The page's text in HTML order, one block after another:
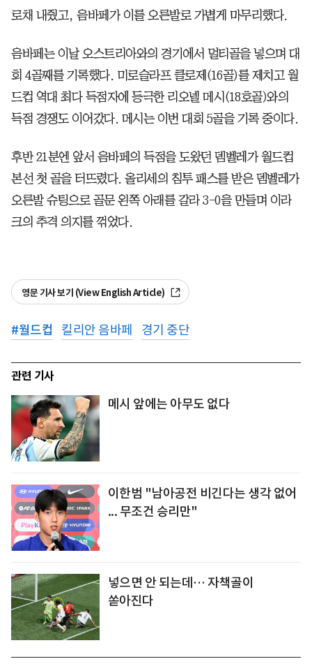
로채 내줬고, 음바페가 이를 오른발로 가볍게 마무리했다.
음바페는 이날 오스트리아와의 경기에서 멀티골을 넣으며 대
회 4골째를 기록했다. 미로슬라프 클로제(16골)를 제치고 월
드컵 역대 최다 득점자에 등극한 리오넬 메시(18호골)와의
득점 경쟁도 이어갔다. 메시는 이번 대회 5골을 기록 중이다.
후반 21분엔 앞서 음바페의 득점을 도왔던 뎀벨레가 월드컵
본선 첫 골을 터뜨렸다. 올리세의 침투 패스를 받은 뎀벨레가
오른발 슈팅으로 골문 왼쪽 아래를 갈라 3-0을 만들며 이라
크의 추격 의지를 꺾었다.
영문 기사 보기 (View English Article)
#월드컵 킬리안 음바페 경기 중단
관련 기사
메시 앞에는 아무도 없다
이한범 "남아공전 비긴다는 생각 없어
... 무조건 승리만"
넣으면 안 되는데… 자책골이
쏟아진다